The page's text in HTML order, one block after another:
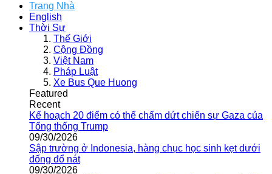
Trang Nhà
English
Thời Sự
Thế Giới
Cộng Đồng
Việt Nam
Pháp Luật
Xe Bus Que Huong
Featured
Recent
Kế hoạch 20 điểm có thể chấm dứt chiến sự Gaza của
Tổng thống Trump
09/30/2026
Sập trường ở Indonesia, hàng chục học sinh kẹt dưới
đống đổ nát
09/30/2026